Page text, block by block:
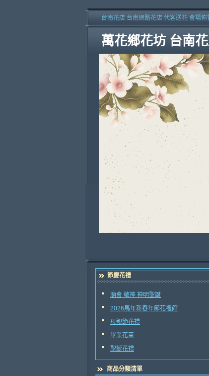
萬花鄉花坊 台南
台南花店 台南網路花店 代客送花 會場
節慶花禮
廟會 敬神 神明聖誕
2026馬年新春年節花禮館
母親節花禮
畢業花束
聖誕花禮
商品分類清單